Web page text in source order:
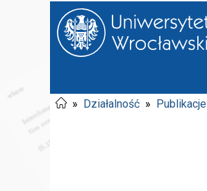
» Działalność » Publikacje